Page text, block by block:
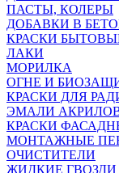
ПАСТЫ, КОЛЕРЫ
ДОБАВКИ В
КРАСКИ
ЛАКИ
МОРИЛКА
ОГНЕ И
КРАСКИ ДЛЯ
ЭМАЛИ
КРАСКИ
МОНТАЖНЫЕ
ОЧИСТИТЕЛИ
ЖИДКИЕ ГВОЗДИ